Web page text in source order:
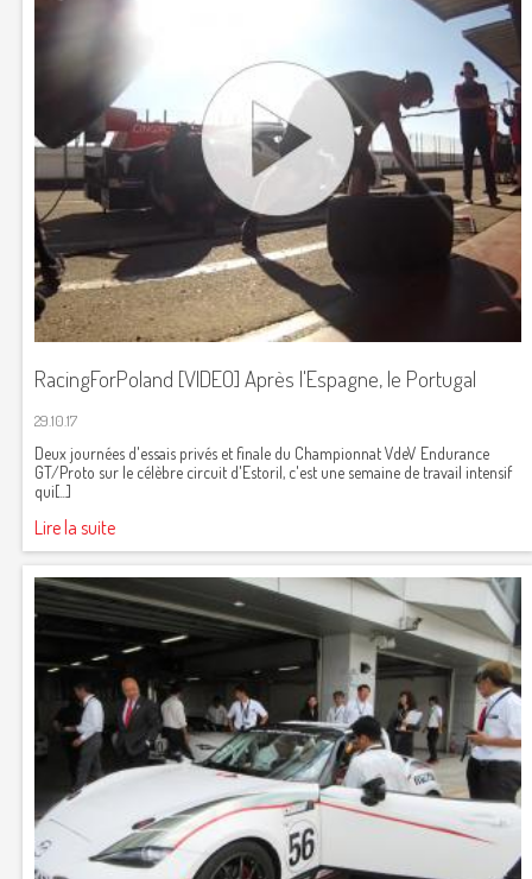
RacingForPoland [VIDEO] Après l'Espagne, le Portugal
29.10.17
Deux journées d'essais privés et finale du Championnat VdeV Endurance
GT/Proto sur le célèbre circuit d'Estoril, c'est une semaine de travail intensif
qui[...]
Lire la suite